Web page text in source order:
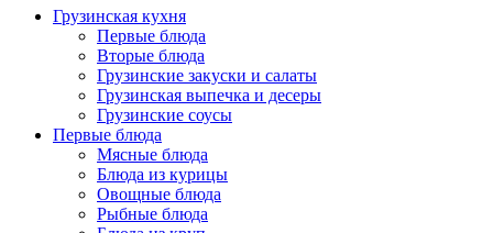
Грузинская кухня
Первые блюда
Вторые блюда
Грузинские закуски и салаты
Грузинская выпечка и десеры
Грузинские соусы
Первые блюда
Мясные блюда
Блюда из курицы
Овощные блюда
Рыбные блюда